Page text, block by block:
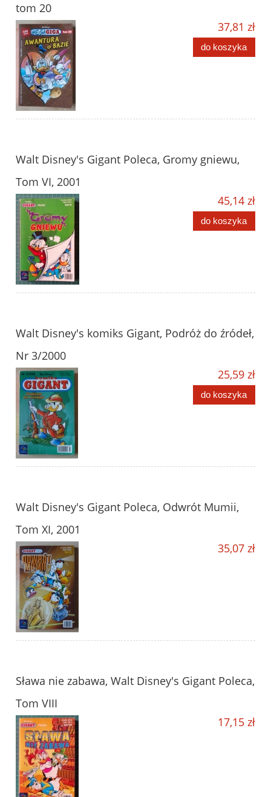
tom 20
37,81 zł
do koszyka
Walt Disney's Gigant Poleca, Gromy gniewu,
Tom VI, 2001
45,14 zł
do koszyka
Walt Disney's komiks Gigant, Podróż do źródeł,
Nr 3/2000
25,59 zł
do koszyka
Walt Disney's Gigant Poleca, Odwrót Mumii,
Tom XI, 2001
35,07 zł
Sława nie zabawa, Walt Disney's Gigant Poleca,
Tom VIII
17,15 zł